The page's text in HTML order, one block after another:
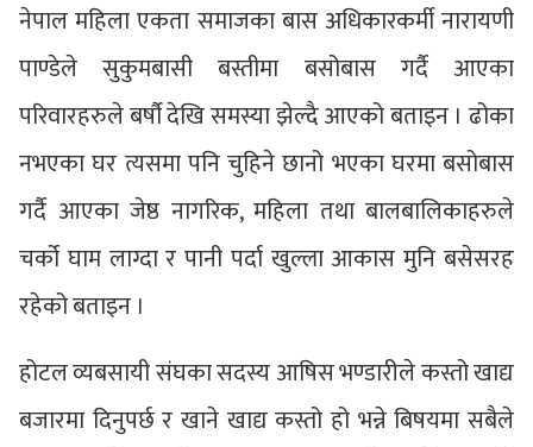
नेपाल महिला एकता समाजका बास अधिकारकर्मी नारायणी
पाण्डेले सुकुमबासी बस्तीमा बसोबास गर्दै आएका
परिवारहरुले बर्षौ देखि समस्या झेल्दै आएको बताइन । ढोका
नभएका घर त्यसमा पनि चुहिने छानो भएका घरमा बसोबास
गर्दै आएका जेष्ठ नागरिक, महिला तथा बालबालिकाहरुले
चर्को घाम लाग्दा र पानी पर्दा खुल्ला आकास मुनि बसेसरह
रहेको बताइन ।
होटल व्यबसायी संघका सदस्य आषिस भण्डारीले कस्तो खाद्य
बजारमा दिनुपर्छ र खाने खाद्य कस्तो हो भन्ने बिषयमा सबैले